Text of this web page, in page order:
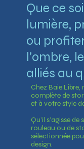
Que ce
lumière,
ou
l’ombre,
alliés au
Chez Baie
complète de
et à votre style
Qu’il s’agisse
rouleau ou de
sélectionnée
design.